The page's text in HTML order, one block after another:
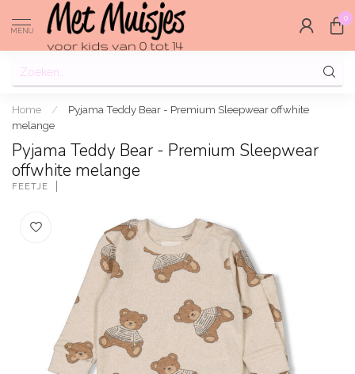
MENU
0
Home /
Pyjama Teddy Bear - Premium Sleepwear offwhite
melange
Pyjama Teddy Bear - Premium Sleepwear
offwhite melange
FEETJE